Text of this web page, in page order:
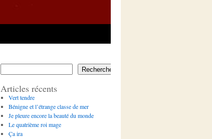
Rechercher
Articles récents
Vert tendre
Bénigne et l’étrange classe de mer
Je pleure encore la beauté du monde
Le quatrième roi mage
Ça ira